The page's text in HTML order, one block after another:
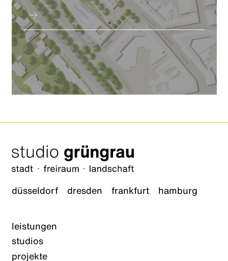
düsseldorf dresden frankfurt hamburg
leistungen
studios
projekte